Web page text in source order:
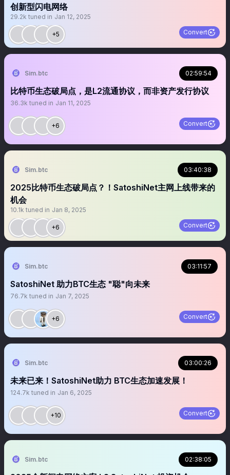
创新型闪电网络
29.2k tuned in Jan 12, 2025
+5 Convert
Sim.btc 02:59:54
比特币生态破局点，是L2流通协议，而非资产发行协议
36.3k tuned in Jan 11, 2025
+6 Convert
Sim.btc 03:40:38
2025比特币生态破局点？！SatoshiNet主网上线带来的
机会
10.1k tuned in Jan 8, 2025
+6 Convert
Sim.btc 03:11:57
SatoshiNet 助力BTC生态 "聪"向未来
76.7k tuned in Jan 7, 2025
+6 Convert
Sim.btc 03:00:26
未来已来！SatoshiNet助力 BTC生态加速发展！
124.7k tuned in Jan 6, 2025
+10 Convert
Sim.btc 02:38:05